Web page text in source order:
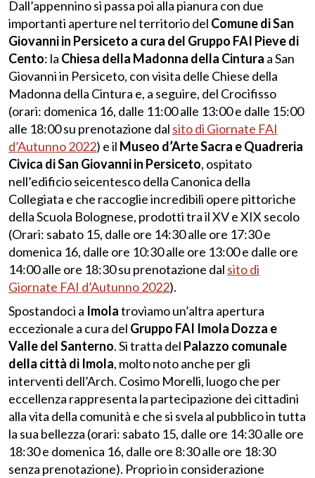
Dall’appennino si passa poi alla pianura con due
importanti aperture nel territorio del Comune di San
Giovanni in Persiceto a cura del Gruppo FAI Pieve di
Cento: la Chiesa della Madonna della Cintura a San
Giovanni in Persiceto, con visita delle Chiese della
Madonna della Cintura e, a seguire, del Crocifisso
(orari: domenica 16, dalle 11:00 alle 13:00 e dalle 15:00
alle 18:00 su prenotazione dal sito di Giornate FAI
d’Autunno 2022) e il Museo d’Arte Sacra e Quadreria
Civica di San Giovanni in Persiceto, ospitato
nell’edificio seicentesco della Canonica della
Collegiata e che raccoglie incredibili opere pittoriche
della Scuola Bolognese, prodotti tra il XV e XIX secolo
(Orari: sabato 15, dalle ore 14:30 alle ore 17:30 e
domenica 16, dalle ore 10:30 alle ore 13:00 e dalle ore
14:00 alle ore 18:30 su prenotazione dal sito di
Giornate FAI d’Autunno 2022).
Spostandoci a Imolatroviamo un’altra apertura
eccezionale a cura del Gruppo FAI Imola Dozza e
Valle del Santerno. Si tratta del Palazzo comunale
della città di Imola, molto noto anche per gli
interventi dell’Arch. Cosimo Morelli, luogo che per
eccellenza rappresenta la partecipazione dei cittadini
alla vita della comunità e che si svela al pubblico in tutta
la sua bellezza (orari: sabato 15, dalle ore 14:30 alle ore
18:30 e domenica 16, dalle ore 8:30 alle ore 18:30
senza prenotazione). Proprio in considerazione